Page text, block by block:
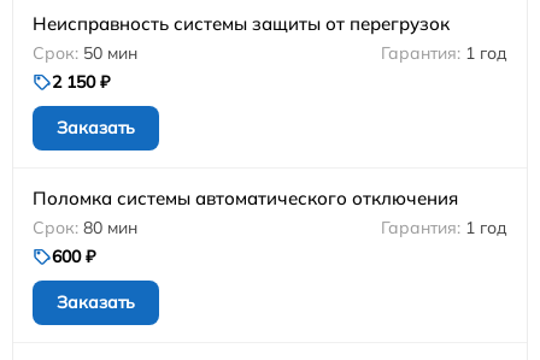
Неисправность системы защиты от перегрузок
50 мин
1 год
2 150 ₽
Заказать
Поломка системы автоматического отключения
80 мин
1 год
600 ₽
Заказать